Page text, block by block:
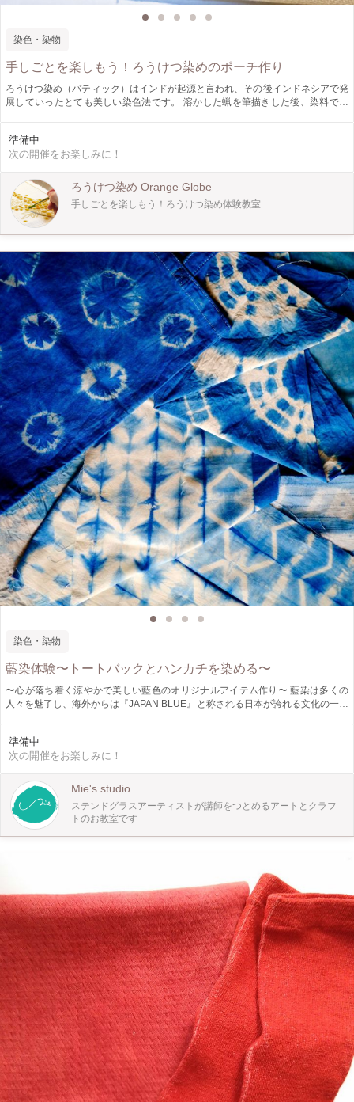
染色・染物
手しごとを楽しもう！ろうけつ染めのポーチ作り
ろうけつ染め（バティック）はインドが起源と言われ、その後インドネシアで発
展していったとても美しい染色法です。 溶かした蝋を筆描きした後、染料で染
きます。 オリジナルの柄をご自分で用意されてもＯＫです！ 染めていただいた
生地は、色の固着・脱蝋をしたのち、ポーチに縫製してお届けいたします！ ポ
んストラップ部分になる生地も裏地も染めていただきます‼
準備中
次の開催をお楽しみに！
ろうけつ染め Orange Globe
手しごとを楽しもう！ろうけつ染め体験教室
染色・染物
藍染体験〜トートバックとハンカチを染める〜
〜心が落ち着く涼やかで美しい藍色のオリジナルアイテム作り〜 藍染は多くの
人々を魅了し、海外からは『JAPAN BLUE』と称される日本が誇れる文化の一つ
ます。 （染色しやすいよう、トートバッグは4.7ozの薄手のコットン素材となり
ます） 《講座について》 藍染は本来、蓼藍を発酵分解させてスクモにし
物ができる方法をご体験いただけます。 お子様の夏休みの宿題や自由研究にも
役立つ！ ご自宅でも染物を楽しめるようにワークシートをご用意しています。
染料の購入方法までレクチャーします。 ※お子様から大人まで誰でもご参加い
ただけます。 （未就学児は保護者の方のサポートをお願い致します）
準備中
次の開催をお楽しみに！
Mie's studio
ステンドグラスアーティストが講師をつとめるアートとクラフ
トのお教室です